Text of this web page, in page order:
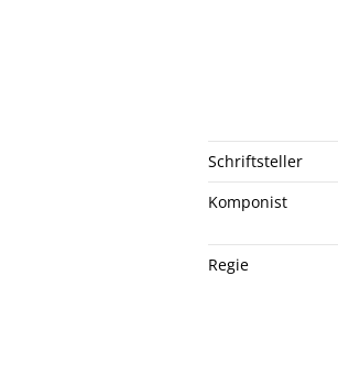
Schriftsteller
Komponist
Regie